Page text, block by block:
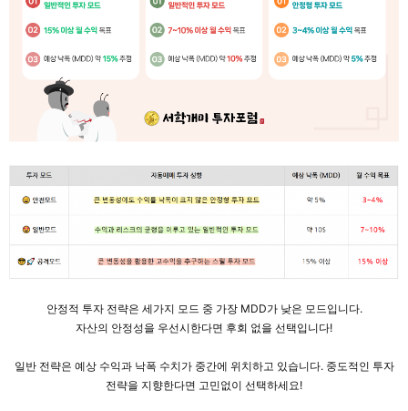
안정적 투자 전략은 세가지 모드 중 가장 MDD가 낮은 모드입니다.
자산의 안정성을 우선시한다면 후회 없을 선택입니다!
일반 전략은 예상 수익과 낙폭 수치가 중간에 위치하고 있습니다. 중도적인 투자
전략을 지향한다면 고민없이 선택하세요!